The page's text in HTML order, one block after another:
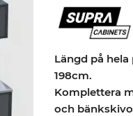
Längd på
198cm.
Komplettera
och